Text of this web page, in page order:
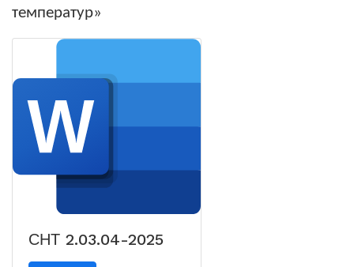
температур»
СНТ 2.03.04-2025